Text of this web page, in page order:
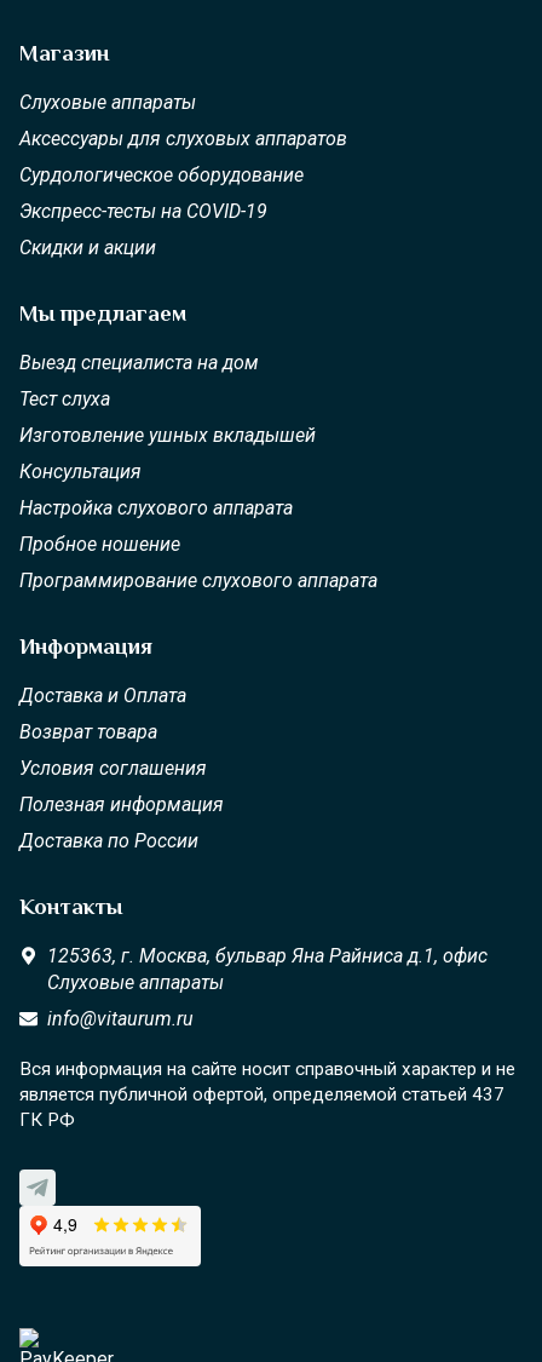
Магазин
Слуховые аппараты
Аксессуары для слуховых аппаратов
Сурдологическое оборудование
Экспресс-тесты на COVID-19
Скидки и акции
Мы предлагаем
Выезд специалиста на дом
Тест слуха
Изготовление ушных вкладышей
Консультация
Настройка слухового аппарата
Пробное ношение
Программирование слухового аппарата
Информация
Доставка и Оплата
Возврат товара
Условия соглашения
Полезная информация
Доставка по России
Контакты
125363, г. Москва, бульвар Яна Райниса д.1, офис
Слуховые аппараты
info@vitaurum.ru
Вся информация на сайте носит справочный характер и не
является публичной офертой, определяемой статьей 437
ГК РФ